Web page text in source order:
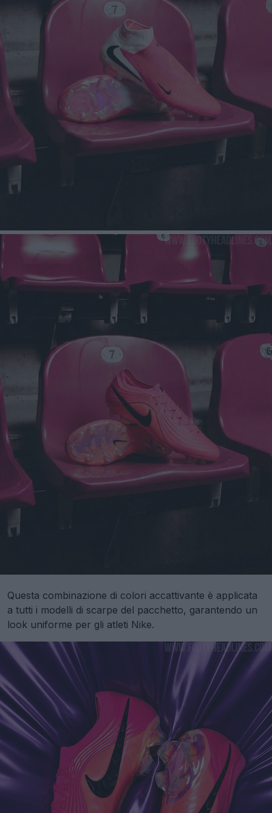
Questa combinazione di colori accattivante è applicata
a tutti i modelli di scarpe del pacchetto, garantendo un
look uniforme per gli atleti Nike.